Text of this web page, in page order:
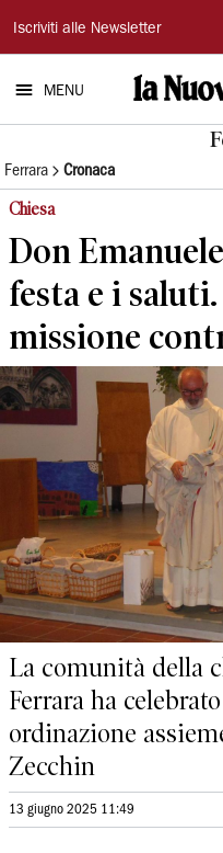
La
Nuova
Ferrara
Iscriviti alle Newsletter
MENU
Ferrara Cronaca
Chiesa
Don
festa e i
missione
La comunità della
Ferrara ha
ordinazione
Zecchin
13 giugno 2025 11:49